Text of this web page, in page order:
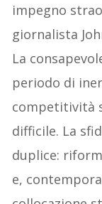
impegno
giornalista
La
periodo di
competitività
difficile. La
duplice:
e,